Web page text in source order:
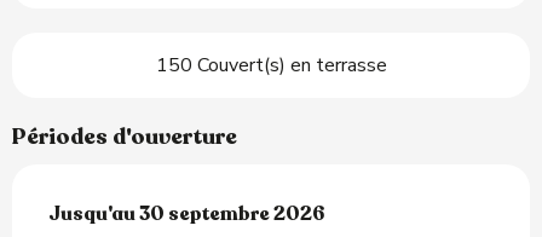
150 Couvert(s) en terrasse
Périodes d'ouverture
Du19 juin 2026au30 septembre 2026
Jusqu'au30 septembre 2026